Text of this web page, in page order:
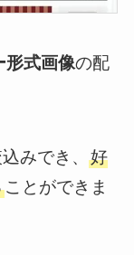
形式画像の配
みでき、 好
ことができま